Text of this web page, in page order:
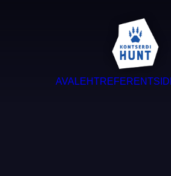
AVALEHT REFERENTSID